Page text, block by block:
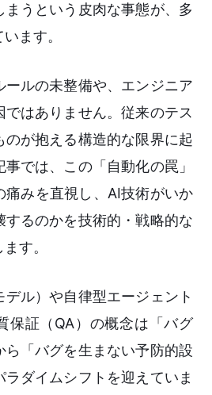
まうという皮肉な事態が、多
ます。
ールの未整備や、エンジニア
はありません。従来のテス
のが抱える構造的な限界に起
では、この「自動化の罠」
痛みを直視し、AI技術がいか
するのかを技術的・戦略的な
す。
ル）や自律型エージェント
保証（QA）の概念は「バグ
ら「バグを生まない予防的設
ダイムシフトを迎えていま